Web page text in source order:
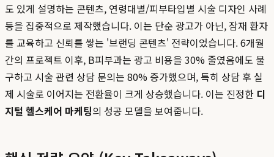
도 있게 설명하는 콘텐츠, 연령대별/피부타입별 시술 디자인 사례
등을 집중적으로 제작했습니다. 이는 단순 광고가 아닌, 잠재 환자
를 교육하고 신뢰를 쌓는 '브랜딩 콘텐츠' 전략이었습니다. 6개월
간의 프로젝트 이후, B피부과는 광고 비용을 30% 줄였음에도 불
구하고 시술 관련 상담 문의는 80% 증가했으며, 특히 상담 후 실
제 시술로 이어지는 전환율이 크게 상승했습니다. 이는 진정한 디
지털 헬스케어 마케팅의 성공 모델을 보여줍니다.